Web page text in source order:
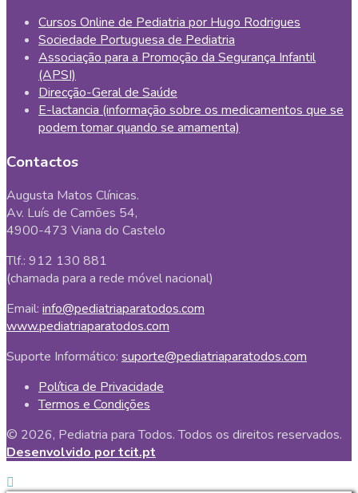
Cursos Online de Pediatria por Hugo Rodrigues
Sociedade Portuguesa de Pediatria
Associação para a Promoção da Segurança Infantil
(APSI)
Direcção-Geral de Saúde
E-lactancia (informação sobre os medicamentos que se
podem tomar quando se amamenta)
Contactos
Augusta Matos Clínicas.
Av. Luís de Camões 54,
4900-473 Viana do Castelo
Tlf.: 912 130 881
(chamada para a rede móvel nacional)
Email: info@pediatriaparatodos.com
www.pediatriaparatodos.com
Suporte Informático: suporte@pediatriaparatodos.com
Política de Privacidade
Termos e Condições
© 2026, Pediatria para Todos. Todos os direitos reservados.
Desenvolvido por tcit.pt